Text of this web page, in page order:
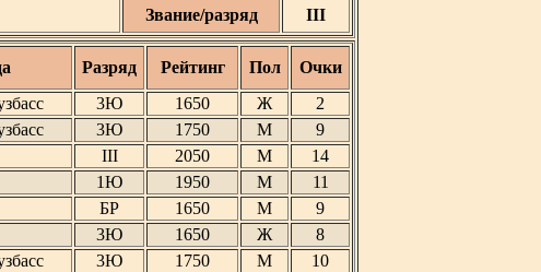
Звание/разряд III
Разряд Рейтинг Пол
Очки
3Ю 1650 Ж
2
3Ю 1750 М
9
III 2050 М
14
1Ю 1950 М
11
БР 1650 М
9
3Ю 1650 Ж
8
3Ю 1750 М
10